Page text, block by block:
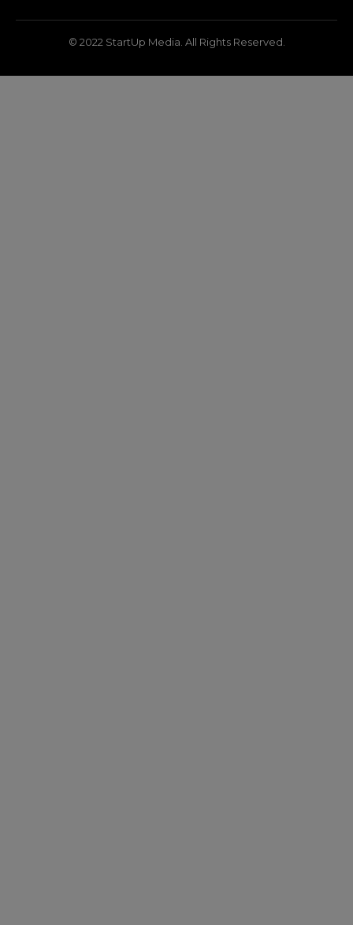
© 2022 StartUp Media. All Rights Reserved.